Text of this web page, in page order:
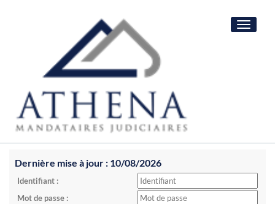
Toggle
Dernière mise à jour : 10/08/2026
Identifiant :
Mot de passe :